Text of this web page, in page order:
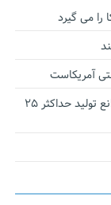
را می گیرد
آمریکاست
سخنگوی کمیسیون اقتصادی مجلس: قانون رفع موانع تولید حداکثر ۲۵